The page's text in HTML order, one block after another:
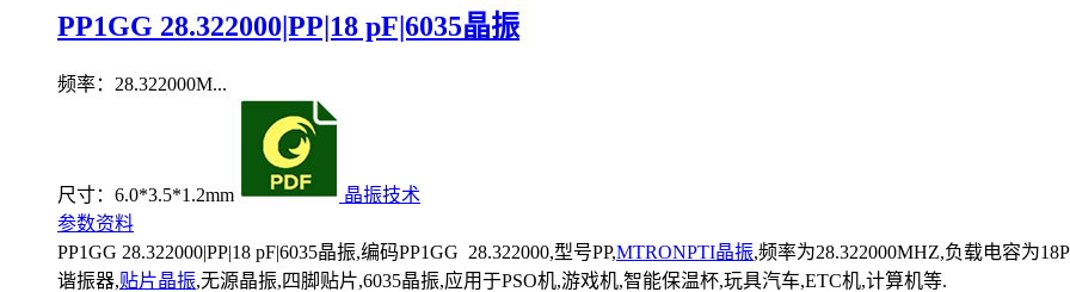
PP1GG 28.322000|PP|18 pF|6035晶振
频率：28.322000M...
尺寸：6.0*3.5*1.2mm
晶振技术
参数资料
PP1GG 28.322000|PP|18 pF|6035晶振,编码PP1GG 28.322000,型号PP,MTRONPTI晶振,频率为28.322000MHZ,负载电容为
谐振器,贴片晶振,无源晶振,四脚贴片,6035晶振,应用于PSO机,游戏机,智能保温杯,玩具汽车,ETC机,计算机等.